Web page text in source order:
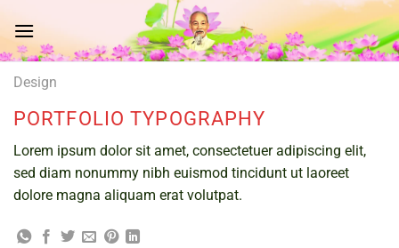
đến
nội
dungDesign
PORTFOLIO TYPOGRAPHY
Lorem ipsum dolor sit amet, consectetuer adipiscing elit,
sed diam nonummy nibh euismod tincidunt ut laoreet
dolore magna aliquam erat volutpat.